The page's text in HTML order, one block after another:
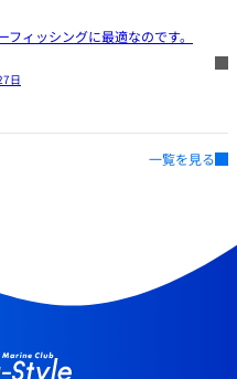
フィッシングに最適なのです。
日
一覧を見る